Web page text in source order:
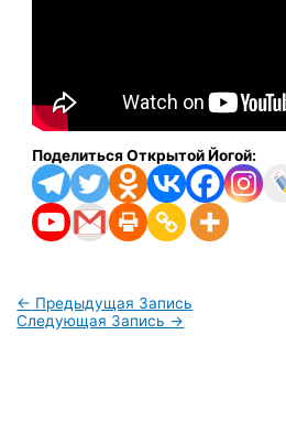
Поделиться Открытой Йогой:
← Предыдущая Запись
Следующая Запись →